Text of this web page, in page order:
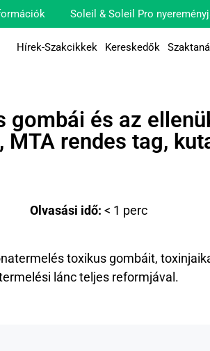
Soleil & Soleil Pro
Hírek-Szakcikkek Kereskedők
és az
MTA rendes tag,
Olvasási idő: < 1 perc
toxikus gombáit,
lánc teljes reformjával.